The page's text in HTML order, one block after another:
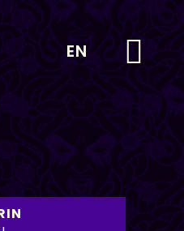
EN